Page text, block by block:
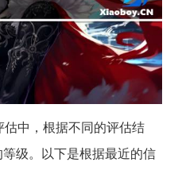
估中，根据不同的评估结
级。以下是根据最近的信